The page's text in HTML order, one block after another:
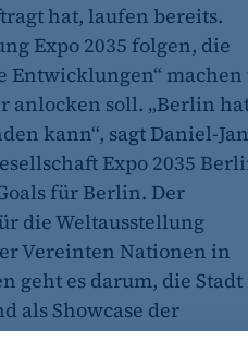
hat, laufen bereits.
Expo 2035 folgen, die
Entwicklungen“ machen
anlocken soll. „Berlin
kann“, sagt Daniel-Jan
Expo 2035
für Berlin. Der
die Weltausstellung
Vereinten Nationen in
geht es darum, die
als Showcase der
Girl.